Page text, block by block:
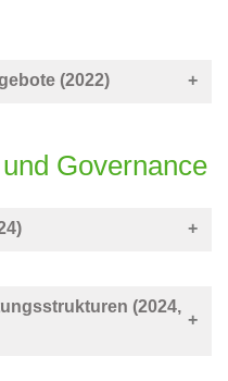
(2022)
Governance
(2024,